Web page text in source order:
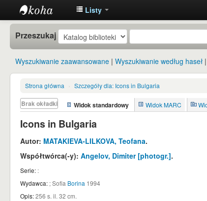
Instytut
Etnologii i
Antropologii
Kulturowej
UW
Listy
Przeszukaj
Wyszukiwanie zaawansowane Wyszukiwanie według haseł
Strona główna › Szczegóły dla: Icons in Bulgaria
Brak okładki Widok standardowy Widok MARC
Icons in Bulgaria
Autor: MATAKIEVA-LILKOVA, Teofana.
Współtwórca(-y): Angelov, Dimiter[photogr.].
Serie: :
Wydawca: ;Sofia Borina 1994
Opis:256 s. il. 32 cm.